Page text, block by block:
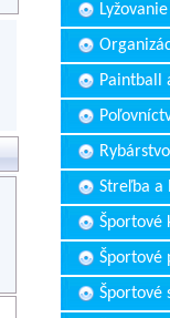
Paintball
Rybárstvo
Streľba a
Športové
Športové
Športové